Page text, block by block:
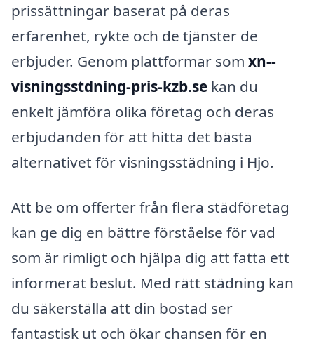
prissättningar baserat på deras
erfarenhet, rykte och de tjänster de
erbjuder. Genom plattformar som xn--
visningsstdning-pris-kzb.se kan du
enkelt jämföra olika företag och deras
erbjudanden för att hitta det bästa
alternativet för visningsstädning i Hjo.
Att be om offerter från flera städföretag
kan ge dig en bättre förståelse för vad
som är rimligt och hjälpa dig att fatta ett
informerat beslut. Med rätt städning kan
du säkerställa att din bostad ser
fantastisk ut och ökar chansen för en